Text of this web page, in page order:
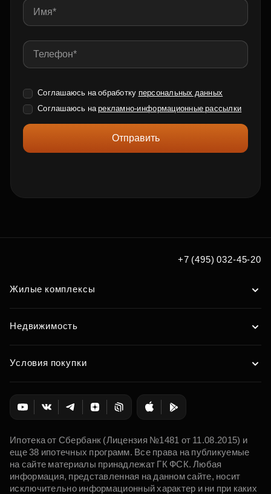
Соглашаюсь на обработку персональных данных
Соглашаюсь нарекламно-информационные рассылки
Отправить
+7 (495) 032-45-20
Жилые комплексы
Недвижимость
Условия покупки
Ипотека от Сбербанк (Лицензия №1481 от 11.08.2015) и
еще 38 ипотечных программ. Все права на публикуемые
на сайте материалы принадлежат ГК ФСК. Любая
информация, представленная на данном сайте, носит
исключительно информационный характер и ни при каких